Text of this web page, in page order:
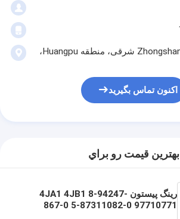
شماره 325، خیابان Zhongshan شرقی، منطقه Huangpu،
اکنون تماس بگیرید
بهترين قيمت رو براي
رینگ پیستون 4JA1 4JB1 8-94247-
867-0 5-87311082-0 97710771